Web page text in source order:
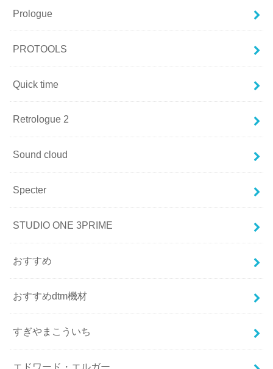
Prologue
PROTOOLS
Quick time
Retrologue 2
Sound cloud
Specter
STUDIO ONE 3PRIME
おすすめ
おすすめdtm機材
すぎやまこういち
エドワード・エルガー